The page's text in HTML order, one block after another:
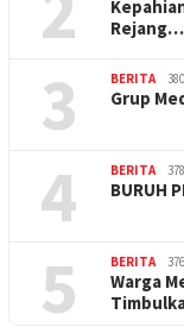
Rejang…
3 BERITA
Grup
4 BERITA
BURUH
5 BERITA
Warga